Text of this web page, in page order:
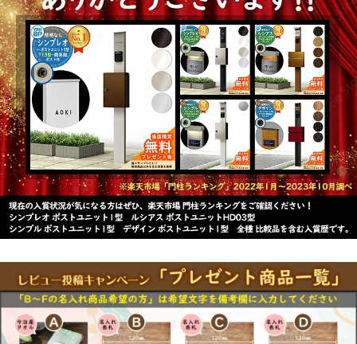
NH02型 NH03型 PH01型 BE01型 RE01型
RE02型 HE02型 HE03型 NE01型 NE02型
NE03型 PE01型 WD01型 WD02型 SD01型
HF01型 ・ルシアス サインポール A01型 A02
型 A03型 B01型・ルシアス ポストユニット
WA01型 WB01型 WC01型 WD01型 WE01型
SA01型 SB01型 SC01型 SD01型 SE01型
SA02型 SB02型 SC02型 SD02型 SE02型
KA01型 KB01型 KC01型 KD01型 KE01型
PA01型 PB01型 PC01型 PD01型 PE01型
CA01型 CB01型 CC01型 CD01型 CE01型
HC01型 HD01型 HE01型 HA01型 HB01型
HH02型 HD02型 HE02型 HD03型 ルシアス宅
配ボックス1型 ルシアス宅配ポスト2型 ポステ
ィモ宅配ボックス1型 シンプレオ宅配ボックス
2型・ルシアス 機能門柱 A01型 B01型 独立仕
様 門柱仕様・エレポルト 機能門柱1型 独立仕
シャローネ ポストユニット S01型 S02型 S03
型 S04型 S05型・シャローネ 機能門柱1型 サ
ンドブラスト1型 独立仕様・シャローネ 機能門
柱2型・スタンダード ポストユニット 3型・シ
ンプレオ ポストユニット 1型・ポスティモα3
ポスティモαIII C型 D型・ルシアス アクセント